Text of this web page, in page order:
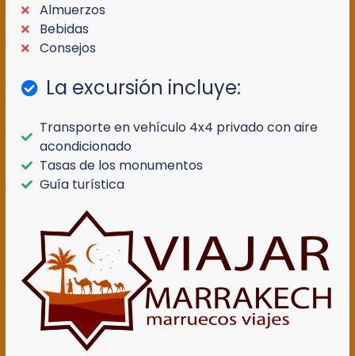
Almuerzos
Bebidas
Consejos
La excursión incluye:
Transporte en vehículo 4x4 privado con aire
acondicionado
Tasas de los monumentos
Guía turística